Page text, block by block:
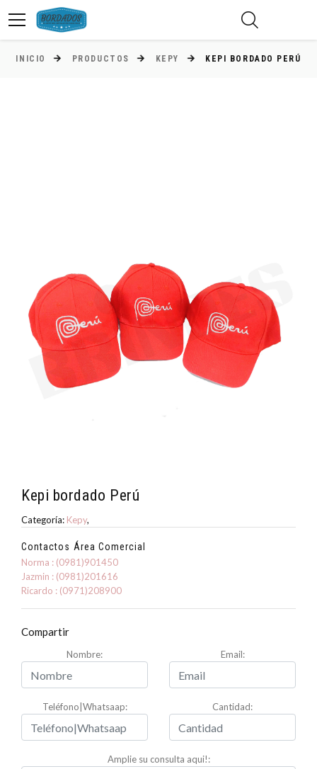
INICIO PRODUCTOS KEPY KEPI BORDADO PERÚ
Kepi bordado Perú
Categoría: Kepy,
Contactos Área Comercial
Norma : (0981)901450
Jazmin : (0981)201616
Ricardo : (0971)208900
Compartir
Nombre: Email:
Teléfono|Whatsaap: Cantidad:
Amplie su consulta aqui!: